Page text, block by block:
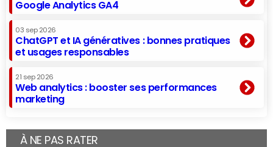
Google Analytics GA4
03 sep 2026
ChatGPT et IA génératives : bonnes pratiques
et usages responsables
21 sep 2026
Web analytics : booster ses performances
marketing
À NE PAS RATER